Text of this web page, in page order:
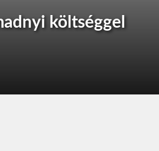
költséggel